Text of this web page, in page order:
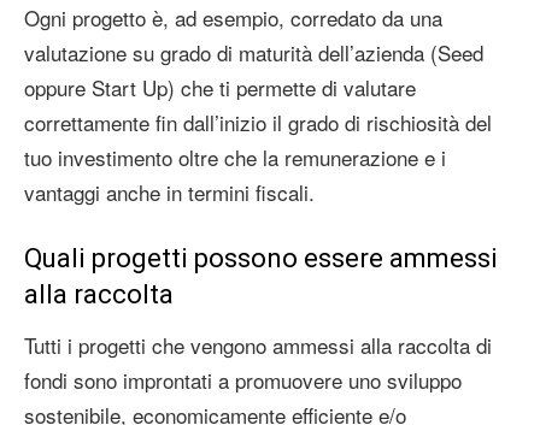
Ogni progetto è, ad esempio, corredato da una
valutazione su grado di maturità dell’azienda (Seed
oppure Start Up) che ti permette di valutare
correttamente fin dall’inizio il grado di rischiosità del
tuo investimento oltre che la remunerazione e i
vantaggi anche in termini fiscali.
Quali progetti possono essere ammessi
alla raccolta
Tutti i progetti che vengono ammessi alla raccolta di
fondi sono improntati a promuovere uno sviluppo
sostenibile, economicamente efficiente e/o